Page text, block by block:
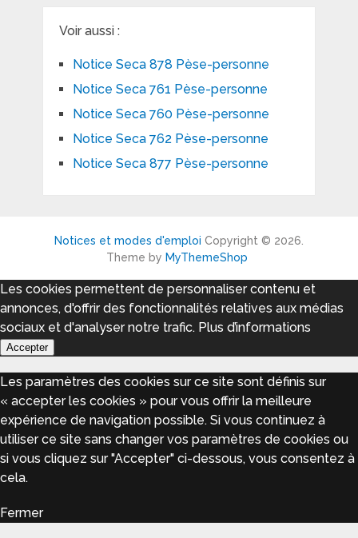
Voir aussi :
Notice Seca 878 Pèse-personne
Notice Seca 761 Pèse-personne
Notice Seca 760 Pèse-personne
Notice Seca 762 Pèse-personne
Notice Seca 877 Pèse-personne
Notices et modes d'emploi Copyright © 2026.
Theme by MyThemeShop
Les cookies permettent de personnaliser contenu et
annonces, d'offrir des fonctionnalités relatives aux médias
sociaux et d'analyser notre trafic. Plus d’informations
Accepter
Les paramètres des cookies sur ce site sont définis sur
« accepter les cookies » pour vous offrir la meilleure
expérience de navigation possible. Si vous continuez à
utiliser ce site sans changer vos paramètres de cookies ou
si vous cliquez sur "Accepter" ci-dessous, vous consentez à
cela.
Fermer